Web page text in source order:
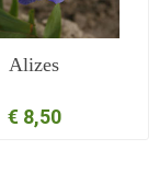
Alizes
€ 8,50